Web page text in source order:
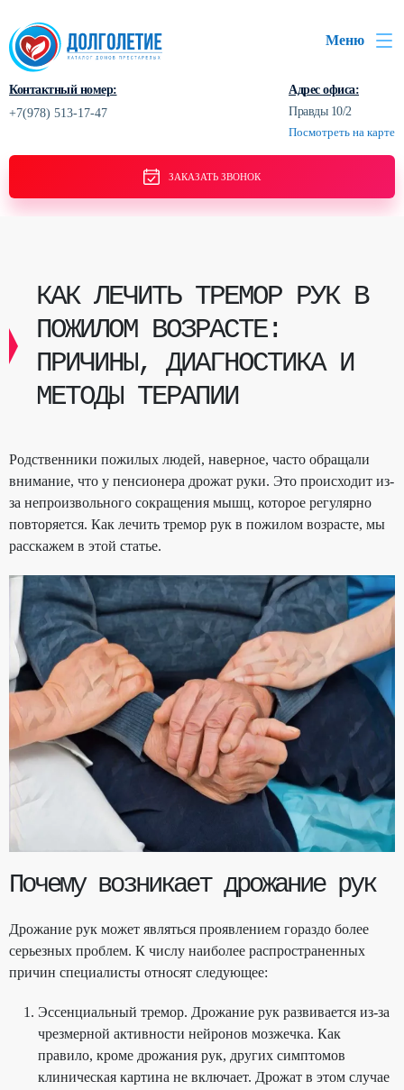
Адрес офиса:
Правды 10/2
Посмотреть на карте
Контактный номер:
+7(978) 513-17-47
Меню
ЗАКАЗАТЬ ЗВОНОК
КАК ЛЕЧИТЬ ТРЕМОР РУК В
ПОЖИЛОМ ВОЗРАСТЕ:
ПРИЧИНЫ, ДИАГНОСТИКА И
МЕТОДЫ ТЕРАПИИ
Родственники пожилых людей, наверное, часто обращали
внимание, что у пенсионера дрожат руки. Это происходит из-
за непроизвольного сокращения мышц, которое регулярно
повторяется. Как лечить тремор рук в пожилом возрасте, мы
расскажем в этой статье.
Почему возникает дрожание рук
Дрожание рук может являться проявлением гораздо более
серьезных проблем. К числу наиболее распространенных
причин специалисты относят следующее:
Эссенциальный тремор. Дрожание рук развивается из-за
чрезмерной активности нейронов мозжечка. Как
правило, кроме дрожания рук, других симптомов
клиническая картина не включает. Дрожат в этом случае